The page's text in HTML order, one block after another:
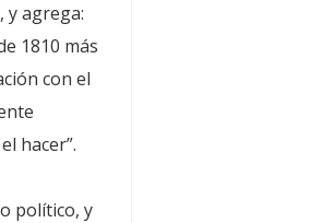
y agrega:
1810 más
con el
hacer”.
político, y